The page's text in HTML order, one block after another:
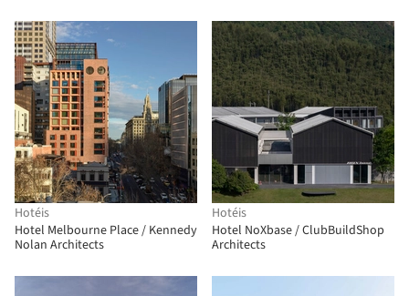
Hotéis
Hotel Melbourne Place / Kennedy
Nolan Architects
Hotéis
Hotel NoXbase / ClubBuildShop
Architects